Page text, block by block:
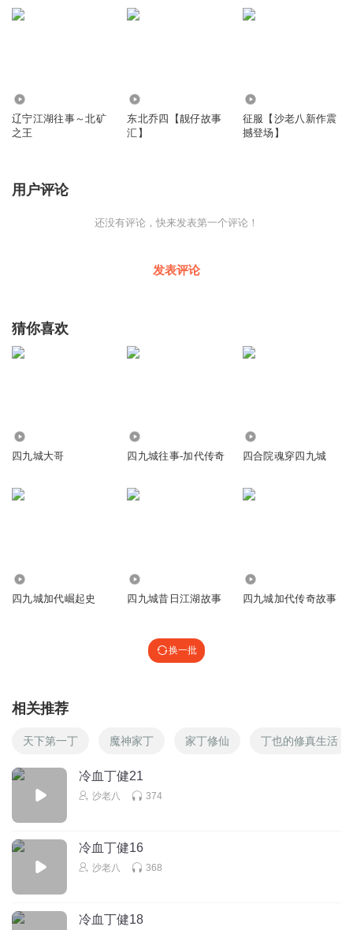
辽宁江湖往事～北矿
之王
东北乔四【靓仔故事
汇】
征服【沙老八新作震
撼登场】
用户评论
还没有评论，快来发表第一个评论！
发表评论
猜你喜欢
四九城大哥 四九城往事-加代传奇 四合院魂穿四九城
四九城加代崛起史 四九城昔日江湖故事 四九城加代传奇故事
换一批
相关推荐
天下第一丁 魔神家丁 家丁修仙 丁也的修真生活
冷血丁健21
沙老八 374
冷血丁健16
沙老八 368
冷血丁健18